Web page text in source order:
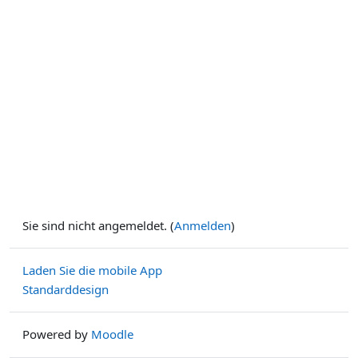
Sie sind nicht angemeldet. (Anmelden)
Laden Sie die mobile App
Standarddesign
Powered by Moodle